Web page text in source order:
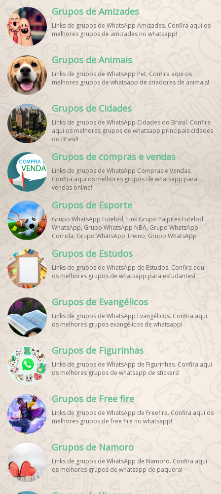
Grupos de Amizades
Links de grupos de WhatsApp Amizades. Confira aqui os
melhores grupos de amizades no whatsapp!
Grupos de Animais
Links de grupos de WhatsApp Pet. Confira aqui os
melhores grupos de whatsapp de criadores de animais!
Grupos de Cidades
Links de grupos de WhatsApp Cidades do Brasil. Confira
aqui os melhores grupos de whatsapp principais cidades
do Brasil!
Grupos de compras e vendas
Links de grupos de WhatsApp Compras e Vendas.
Confira aqui os melhores grupos de whatsapp para
vendas online!
Grupos de Esporte
Grupo WhatsApp Futebol, Link Grupo Palpites Futebol
WhatsApp, Grupo WhatsApp NBA, Grupo WhatsApp
Corrida, Grupo WhatsApp Treino, Grupo WhatsApp
WhatsApp, Grupo de Torcedores [Nome do Time]
WhatsApp, Link de Grupos de Esporte Grátis, Grupo
WhatsApp Dicas de Treino, Grupo WhatsApp Futebol Ao
Vivo. Grupo WhatsApp Esporte, Grupos de Esporte
WhatsApp Esporte, Grupo WhatsApp Futebol, Link Grupo
Palpites Futebol WhatsApp, Grupo WhatsApp NBA,
Grupos de Estudos
Links de grupos de WhatsApp de Estudos. Confira aqui
os melhores grupos de whatsapp para estudantes!
Grupos de Evangélicos
Links de grupos de WhatsApp Evangélicos. Confira aqui
os melhores grupos evangélicos de whatsapp!
Grupos de Figurinhas
Links de grupos de WhatsApp de Figurinhas. Confira aqui
os melhores grupos de whatsapp de stickers!
Grupos de Free fire
Links de grupos de WhatsApp de Freefire. Confira aqui os
melhores grupos de free fire no whatsapp!
Grupos de Namoro
Links de grupos de WhatsApp de Namoro. Confira aqui
os melhores grupos de whatsapp de paquera!